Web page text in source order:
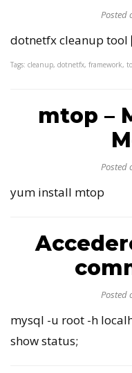
Posted
dotnetfx cleanup tool
Tags: cleanup, dotnetfx, framework,
mtop –
Posted
yum install mtop
Posted
mysql -u root -h
show status;